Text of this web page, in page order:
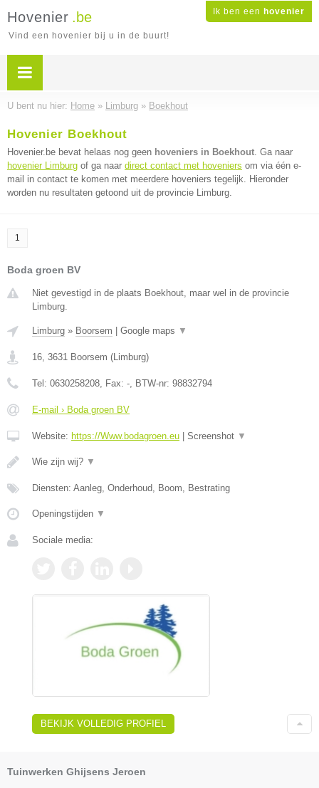
Ik ben een hovenier
Hovenier .be
Vind een hovenier bij u in de buurt!
U bent nu hier: Home » Limburg » Boekhout
Hovenier Boekhout
Hovenier.be bevat helaas nog geen hoveniers in Boekhout. Ga naar
hovenier Limburg of ga naar direct contact met hoveniers om via één e-
mail in contact te komen met meerdere hoveniers tegelijk. Hieronder
worden nu resultaten getoond uit de provincie Limburg.
1
Boda groen BV
Niet gevestigd in de plaats Boekhout, maar wel in de provincie
Limburg.
Limburg » Boorsem Google maps ▼
16, 3631 Boorsem (Limburg)
Tel: 0630258208, Fax: -, BTW-nr: 98832794
E-mail › Boda groen BV
Website: https://Www.bodagroen.eu Screenshot ▼
Wie zijn wij? ▼
Diensten: Aanleg, Onderhoud, Boom, Bestrating
Openingstijden ▼
Sociale media:
BEKIJK VOLLEDIG PROFIEL
Tuinwerken Ghijsens Jeroen